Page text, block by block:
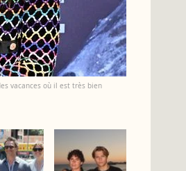
vacances où il est très bien